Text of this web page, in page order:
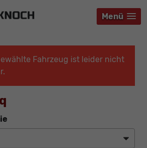
Menü
Menü
Menü
Fahrzeug ist leider nicht